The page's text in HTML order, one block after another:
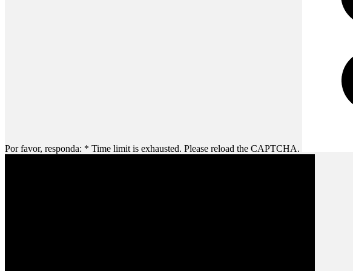
Por favor, responda: * Time limit is exhausted. Please reload the CAPTCHA.